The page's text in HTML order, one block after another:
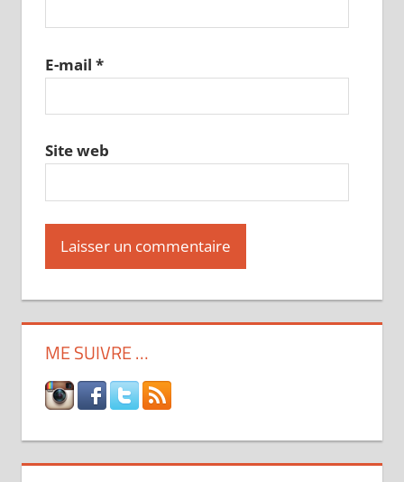
E-mail *
Site web
ME SUIVRE …